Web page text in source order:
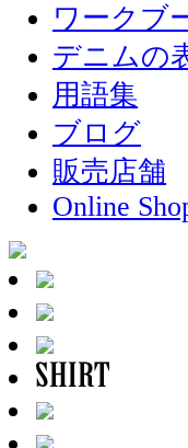
ワークブ
デニムの
用語集
ブログ
販売店舗
Online